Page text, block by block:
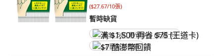
($27.67/10張)
暫時缺貨
满 $1,500 再省 $75 (王道卡)
$7 酷澎幣回饋